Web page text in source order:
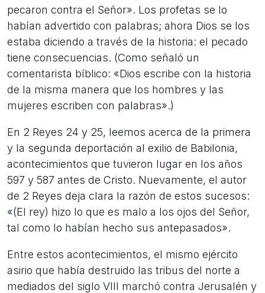
pecaron contra el Señor». Los profetas se lo
habían advertido con palabras; ahora Dios se los
estaba diciendo a través de la historia: el pecado
tiene consecuencias. (Como señaló un
comentarista bíblico: «Dios escribe con la historia
de la misma manera que los hombres y las
mujeres escriben con palabras».)
En 2 Reyes 24 y 25, leemos acerca de la primera
y la segunda deportación al exilio de Babilonia,
acontecimientos que tuvieron lugar en los años
597 y 587 antes de Cristo. Nuevamente, el autor
de 2 Reyes deja clara la razón de estos sucesos:
«(El rey) hizo lo que es malo a los ojos del Señor,
tal como lo habían hecho sus antepasados».
Entre estos acontecimientos, el mismo ejército
asirio que había destruido las tribus del norte a
mediados del siglo VIII marchó contra Jerusalén y